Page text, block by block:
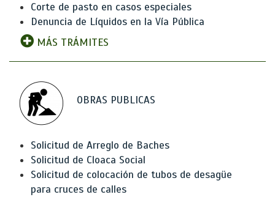
Corte de pasto en casos especiales
Denuncia de Líquidos en la Vía Pública
MÁS TRÁMITES
OBRAS PUBLICAS
Solicitud de Arreglo de Baches
Solicitud de Cloaca Social
Solicitud de colocación de tubos de desagüe
para cruces de calles